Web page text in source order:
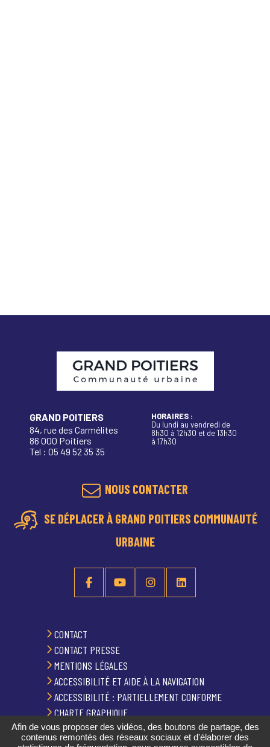
GRAND POITIERS
84, rue des Carmélites
86 000 Poitiers
Tel : 05 49 52 35 35
HORAIRES :
Du lundi au vendredi de
8h30 à 12h30 et de 13h30
à 17h30
NOUS CONTACTER
SE DÉPLACER À GRAND POITIERS COMMUNAUTÉ
URBAINE
CONTACT
CONTACT PRESSE
MENTIONS LÉGALES
ACCESSIBILITÉ ET AIDE À LA NAVIGATION
ACCESSIBILITÉ : PARTIELLEMENT CONFORME
CHARTE GRAPHIQUE
PLAN DU SITE
GESTION DES COOKIES
Afin de vous proposer des vidéos, des boutons de partage, des
contenus remontés des réseaux sociaux et d'élaborer des